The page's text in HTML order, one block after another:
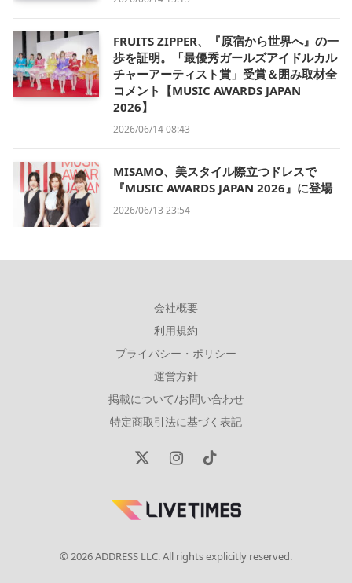
FRUITS ZIPPER、『原宿から世界へ』の一
歩を証明。「最優秀ガールズアイドルカル
チャーアーティスト賞」受賞＆囲み取材全
コメント【MUSIC AWARDS JAPAN
2026】
2026/06/14 08:43
MISAMO、美スタイル際立つドレスで
『MUSIC AWARDS JAPAN 2026』に登場
2026/06/13 23:54
会社概要
利用規約
プライバシー・ポリシー
運営方針
掲載について/お問い合わせ
特定商取引法に基づく表記
X
InstagramTikTok
© 2026 ADDRESS LLC. All rights explicitly reserved.